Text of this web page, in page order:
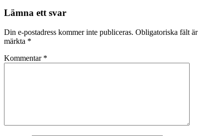
Lämna ett svar
Din e-postadress kommer inte publiceras. Obligatoriska fält är
märkta *
Kommentar *